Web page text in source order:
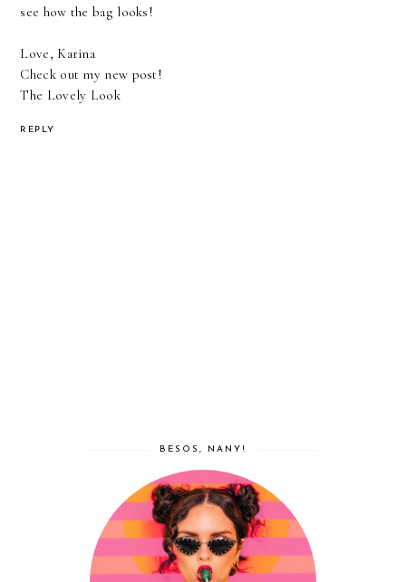
see how the bag looks!
Love, Karina
Check out my new post!
The Lovely Look
REPLY
BESOS, NANY!